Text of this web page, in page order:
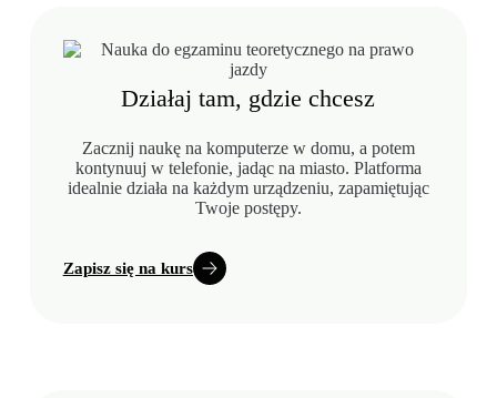
Działaj tam, gdzie chcesz
Zacznij naukę na komputerze w domu, a potem
kontynuuj w telefonie, jadąc na miasto. Platforma
idealnie działa na każdym urządzeniu, zapamiętując
Twoje postępy.
Zapisz się na kurs